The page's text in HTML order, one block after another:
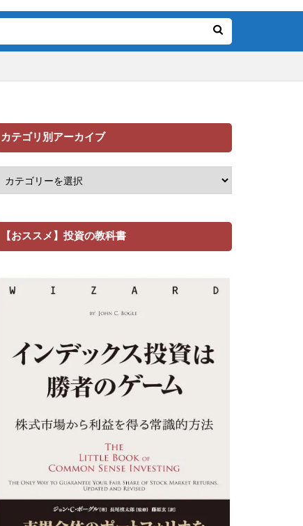
カテゴリ別アーカイブ
【おススメ】投資の教科書